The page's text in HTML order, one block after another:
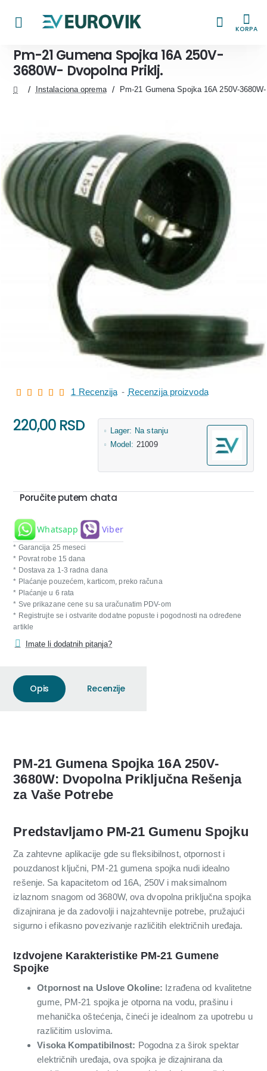
KORPA
Pm-21 Gumena Spojka 16A 250V-
3680W- Dvopolna Priklj.
Instalaciona oprema Pm-21 Gumena Spojka 16A 250V-
1 Recenzija - Recenzija proizvoda
220,00 RSD Lager: Na stanju
Model: 21009
Poručite putem chata
Whatsapp Viber
* Garancija 25 meseci
* Povrat robe 15 dana
* Dostava za 1-3 radna dana
* Plaćanje pouzećem, karticom, preko računa
* Plaćanje u 6 rata
* Sve prikazane cene su sa uračunatim PDV-om
* Registrujte se i ostvarite dodatne popuste i pogodnosti na određene
artikle
Imate li dodatnih pitanja?
Opis Recenzije
PM-21 Gumena Spojka 16A 250V-
3680W: Dvopolna Priključna Rešenja
za Vaše Potrebe
Predstavljamo PM-21 Gumenu Spojku
Za zahtevne aplikacije gde su fleksibilnost, otpornost i
pouzdanost ključni, PM-21 gumena spojka nudi idealno
rešenje. Sa kapacitetom od 16A, 250V i maksimalnom
izlaznom snagom od 3680W, ova dvopolna priključna spojka
dizajnirana je da zadovolji i najzahtevnije potrebe, pružajući
sigurno i efikasno povezivanje različitih električnih uređaja.
Izdvojene Karakteristike PM-21 Gumene
Spojke
Otpornost na Uslove Okoline: Izrađena od kvalitetne
gume, PM-21 spojka je otporna na vodu, prašinu i
mehanička oštećenja, čineći je idealnom za upotrebu u
različitim uslovima.
Visoka Kompatibilnost: Pogodna za širok spektar
električnih uređaja, ova spojka je dizajnirana da